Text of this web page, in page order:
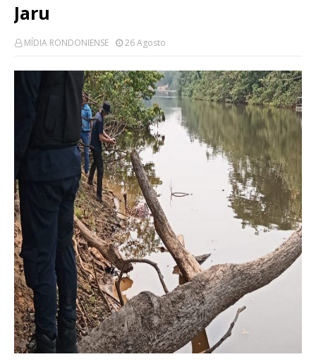
Jaru
MÍDIA RONDONIENSE 26 Agosto